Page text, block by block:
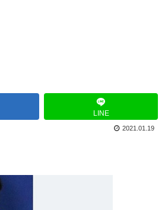
LINE
2021.01.19